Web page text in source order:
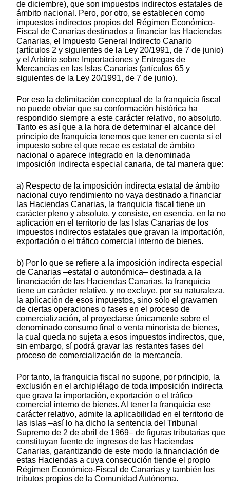
de diciembre), que son impuestos indirectos estatales de
ámbito nacional. Pero, por otro, se establecen como
impuestos indirectos propios del Régimen Económico-
Fiscal de Canarias destinados a financiar las Haciendas
Canarias, el Impuesto General Indirecto Canario
(artículos 2 y siguientes de la Ley 20/1991, de 7 de junio)
y el Arbitrio sobre Importaciones y Entregas de
Mercancías en las Islas Canarias (artículos 65 y
siguientes de la Ley 20/1991, de 7 de junio).
Por eso la delimitación conceptual de la franquicia fiscal
no puede obviar que su conformación histórica ha
respondido siempre a este carácter relativo, no absoluto.
Tanto es así que a la hora de determinar el alcance del
principio de franquicia tenemos que tener en cuenta si el
impuesto sobre el que recae es estatal de ámbito
nacional o aparece integrado en la denominada
imposición indirecta especial canaria, de tal manera que:
a) Respecto de la imposición indirecta estatal de ámbito
nacional cuyo rendimiento no vaya destinado a financiar
las Haciendas Canarias, la franquicia fiscal tiene un
carácter pleno y absoluto, y consiste, en esencia, en la no
aplicación en el territorio de las Islas Canarias de los
impuestos indirectos estatales que gravan la importación,
exportación o el tráfico comercial interno de bienes.
b) Por lo que se refiere a la imposición indirecta especial
de Canarias –estatal o autonómica– destinada a la
financiación de las Haciendas Canarias, la franquicia
tiene un carácter relativo, y no excluye, por su naturaleza,
la aplicación de esos impuestos, sino sólo el gravamen
de ciertas operaciones o fases en el proceso de
comercialización, al proyectarse únicamente sobre el
denominado consumo final o venta minorista de bienes,
la cual queda no sujeta a esos impuestos indirectos, que,
sin embargo, sí podrá gravar las restantes fases del
proceso de comercialización de la mercancía.
Por tanto, la franquicia fiscal no supone, por principio, la
exclusión en el archipiélago de toda imposición indirecta
que grava la importación, exportación o el tráfico
comercial interno de bienes. Al tener la franquicia ese
carácter relativo, admite la aplicabilidad en el territorio de
las islas –así lo ha dicho la sentencia del Tribunal
Supremo de 2 de abril de 1969– de figuras tributarias que
constituyan fuente de ingresos de las Haciendas
Canarias, garantizando de este modo la financiación de
estas Haciendas a cuya consecución tiende el propio
Régimen Económico-Fiscal de Canarias y también los
tributos propios de la Comunidad Autónoma.